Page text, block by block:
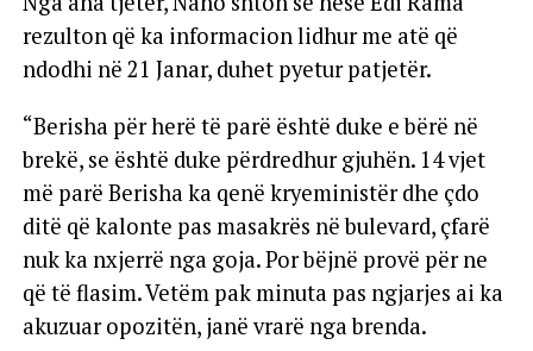
rezulton që ka informacion lidhur me atë që
ndodhi në 21 Janar, duhet pyetur patjetër.
“Berisha për herë të parë është duke e bërë në
brekë, se është duke përdredhur gjuhën. 14 vjet
më parë Berisha ka qenë kryeministër dhe çdo
ditë që kalonte pas masakrës në bulevard, çfarë
nuk ka nxjerrë nga goja. Por bëjnë provë për ne
që të flasim. Vetëm pak minuta pas ngjarjes ai ka
akuzuar opozitën, janë vrarë nga brenda.